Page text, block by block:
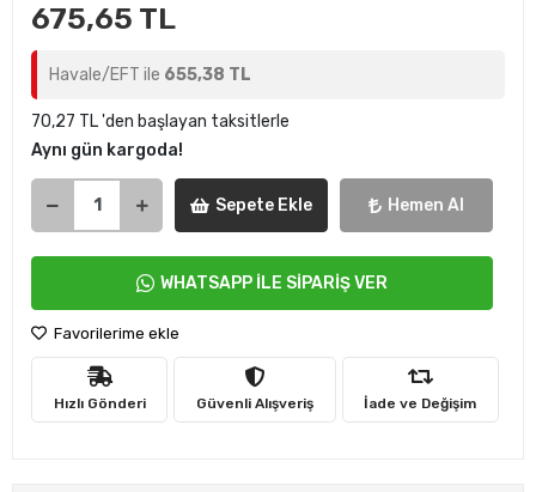
675,65 TL
Havale/EFT ile 655,38 TL
70,27 TL 'den başlayan taksitlerle
Aynı gün kargoda!
Sepete Ekle Hemen Al
WHATSAPP İLE SİPARİŞ VER
Favorilerime ekle
Hızlı Gönderi Güvenli Alışveriş İade ve Değişim